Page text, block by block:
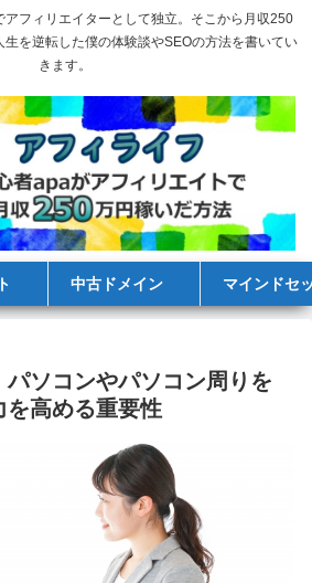
フィリエイターとして独立。そこから月収250
を逆転した僕の体験談やSEOの方法を書いてい
きます。
中古ドメイン マインドセ
パソコンやパソコン周りを
を高める重要性